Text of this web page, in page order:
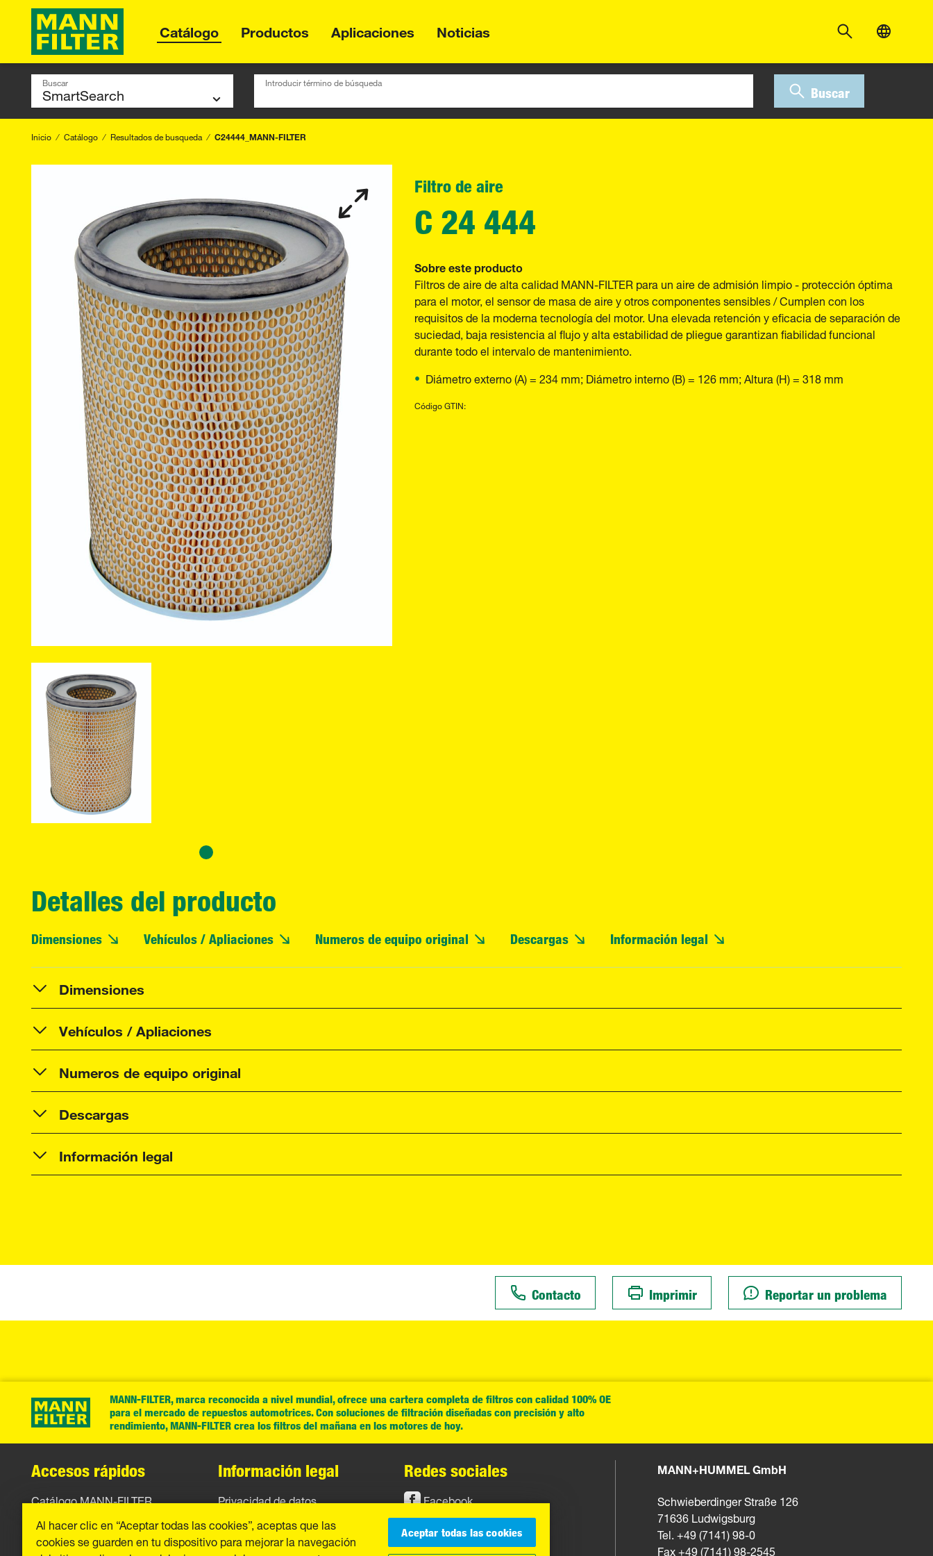
Catálogo Productos Aplicaciones Noticias
Buscar Introducir término de búsqueda
Buscar
Inicio Catálogo Resultados de busqueda C24444_MANN-FILTER
Filtro de aire
C 24 444
Sobre este producto
Filtros de aire de alta calidad MANN-FILTER para un aire de admisión limpio - protección óptima
para el motor, el sensor de masa de aire y otros componentes sensibles / Cumplen con los
requisitos de la moderna tecnología del motor. Una elevada retención y eficacia de separación de
suciedad, baja resistencia al flujo y alta estabilidad de pliegue garantizan fiabilidad funcional
durante todo el intervalo de mantenimiento.
Diámetro externo (A) = 234 mm; Diámetro interno (B) = 126 mm; Altura (H) = 318 mm
Código GTIN:
Detalles del producto
Dimensiones Vehículos / Apliaciones Numeros de equipo original Descargas Información legal
Dimensiones
Vehículos / Apliaciones
Numeros de equipo original
Descargas
Información legal
Contacto Imprimir Reportar un problema
MANN-FILTER, marca reconocida a nivel mundial, ofrece una cartera completa de filtros con calidad 100% OE
para el mercado de repuestos automotrices. Con soluciones de filtración diseñadas con precisión y alto
rendimiento, MANN-FILTER crea los filtros del mañana en los motores de hoy.
Accesos rápidos
Catálogo MANN-FILTER
Contacto
Información legal
Privacidad de datos
Aviso legal
Imprint
Redes sociales
Facebook
Instagram
YouTube
MANN+HUMMEL GmbH
Schwieberdinger Straße 126
71636 Ludwigsburg
Tel. +49 (7141) 98-0
Fax +49 (7141) 98-2545
Al hacer clic en “Aceptar todas las cookies”, aceptas que las
cookies se guarden en tu dispositivo para mejorar la navegación
Aceptar todas las cookies